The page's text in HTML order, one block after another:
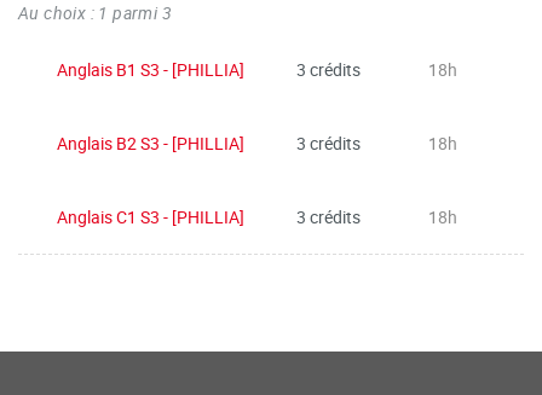
Au choix : 1 parmi 3
Anglais B1 S3 - [PHILLIA] 3 crédits 18h
Anglais B2 S3 - [PHILLIA] 3 crédits 18h
Anglais C1 S3 - [PHILLIA] 3 crédits 18h